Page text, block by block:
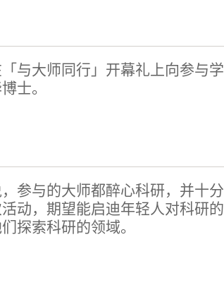
与大师同行」开幕礼上向参与学
士。
参与的大师都醉心科研，并十分
动，期望能启迪年轻人对科研的
探索科研的领域。